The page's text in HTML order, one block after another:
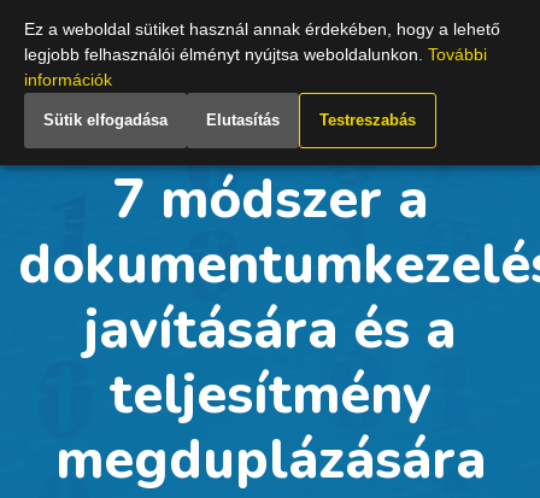
Hungary
7 módszer a
javítására és a
teljesítmény
megduplázására
Ez a weboldal sütiket használ annak érdekében, hogy a lehető
legjobb felhasználói élményt nyújtsa weboldalunkon. További
információk
Sütik elfogadása Elutasítás Testreszabás